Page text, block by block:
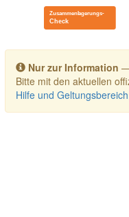
Toggle navigation
Nur zur Information
Bitte mit den aktuellen
Hilfe und Geltungsbereich